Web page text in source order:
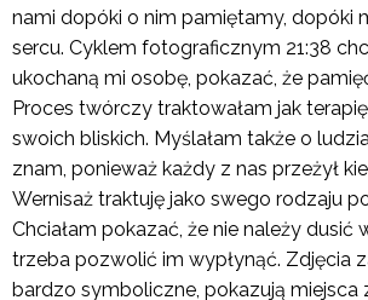
nami dopóki o nim pamiętamy, dopóki
sercu. Cyklem fotograficznym 21:38
ukochaną mi osobę, pokazać, że
Proces twórczy traktowałam jak
swoich bliskich. Myślałam także o
znam, ponieważ każdy z nas przeżył
Wernisaż traktuję jako swego rodzaju
Chciałam pokazać, że nie należy dusić
trzeba pozwolić im wypłynąć. Zdjęcia
bardzo symboliczne, pokazują miejsca